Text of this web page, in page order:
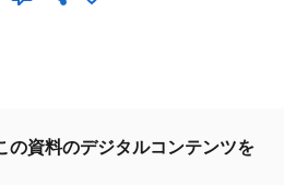
の資料のデジタルコンテンツを